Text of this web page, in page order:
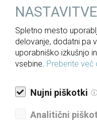
Novice
Javne objave
Informacije javnega značaja
Letna poročila
Politika raznolikosti družbe
Politika prejemkov
Spletno mesto
delovanje, dodatni pa
uporabniško izkušnjo
vsebine. Preberite več
Nujni piškotki
Analitični